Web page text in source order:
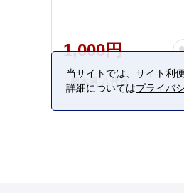
1,000円
熊本県 八代市
当サイトでは、サイト利
詳細についてはプライバ